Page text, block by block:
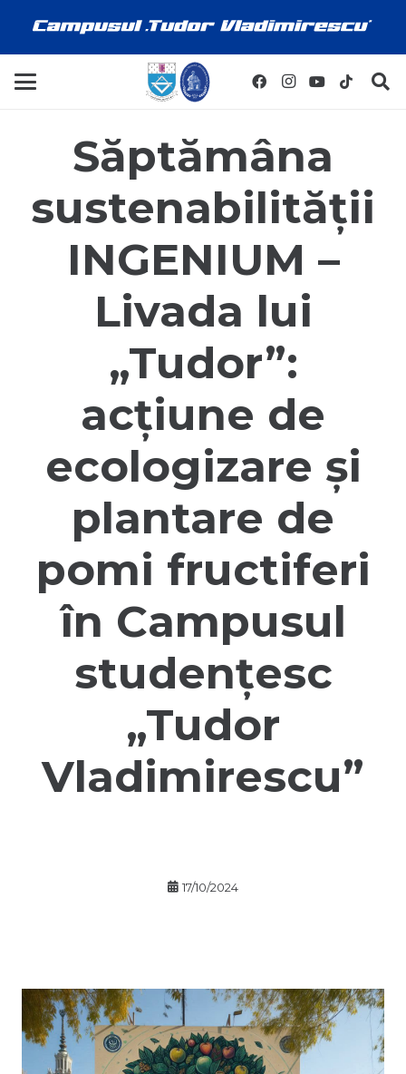
Săptămâna
sustenabilității
INGENIUM –
Livada lui
„Tudor”:
acțiune de
ecologizare și
plantare de
pomi fructiferi
în Campusul
studențesc
„Tudor
Vladimirescu”
17/10/2024